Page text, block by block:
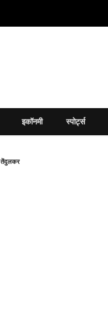
इकॉनमी स्पोर्ट्स
तेंदुलकर